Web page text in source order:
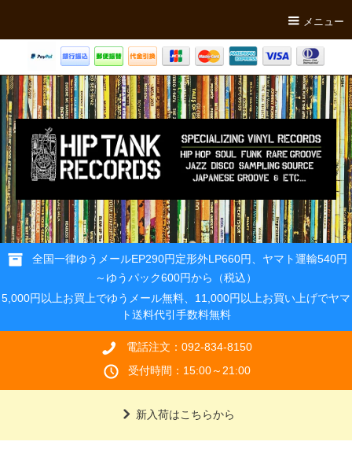
メニュー
全国一律ゆうメールEP290円定形外LP660円、ヤマト運輸540円
～ゆうパック600円から（税込）
5,000円以上お買上でゆうメール無料、11,000円以上お買い上げでヤマ
ト送料代引手数料無料
電話注文：092-834-8150
受付時間：15:00～21:00
新入荷はこちらから